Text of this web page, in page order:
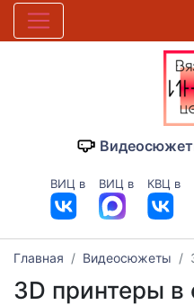
ВИЦ в ВИЦ в КВЦ в
Главная Видеосюжеты
3D принтеры в